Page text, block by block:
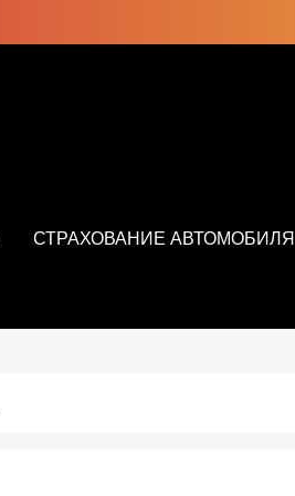
СТРАХОВАНИЕ АВТОМОБИЛЯ